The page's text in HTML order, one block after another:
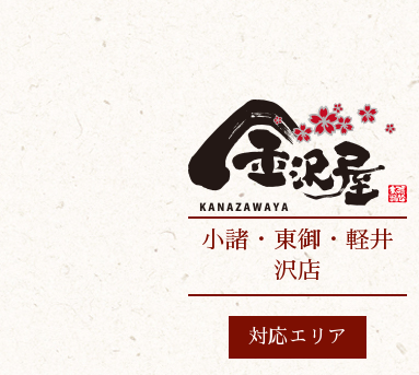
小諸・東御・軽井
沢店
対応エリア